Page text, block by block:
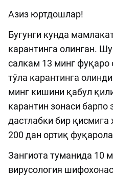
Азиз юртдошлар!
Бугунги кунда
карантинга олинган.
салкам 13 минг фуқаро
тўла карантинга
минг кишини қабул
карантин зонаси барпо
дастлабки бир
200 дан ортиқ
Зангиота туманида 10
вирусология